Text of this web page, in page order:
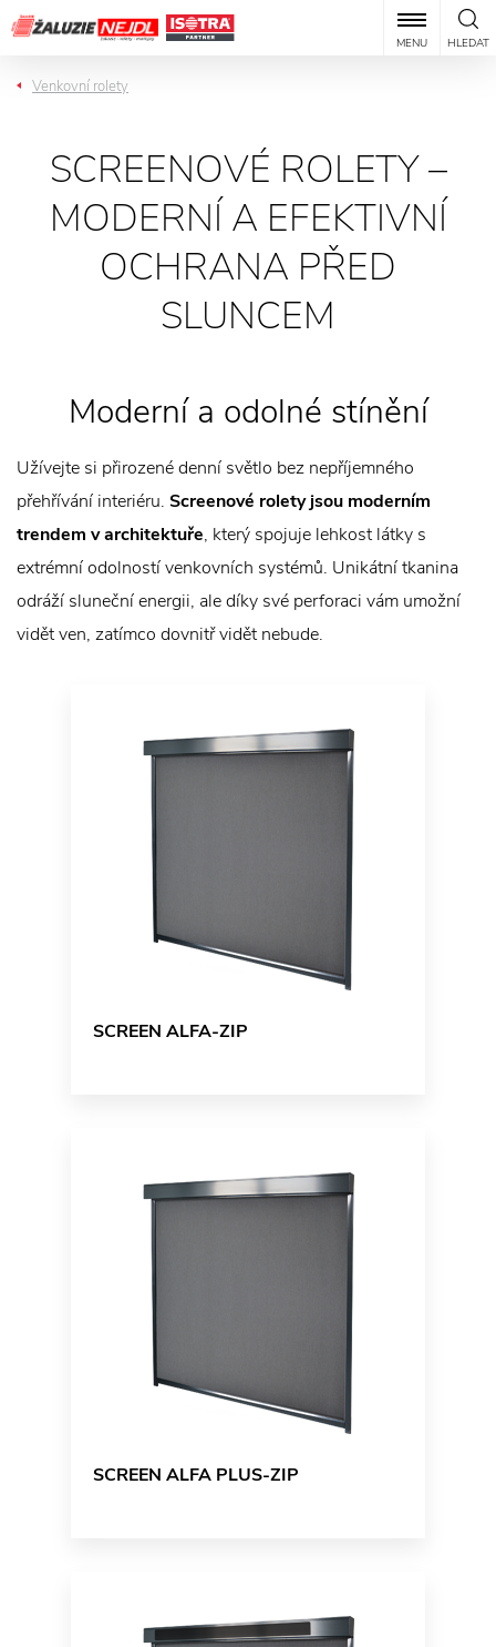
HLEDAT
MENU
Venkovní rolety
SCREENOVÉ ROLETY –
MODERNÍ A EFEKTIVNÍ
OCHRANA PŘED
SLUNCEM
Moderní a odolné stínění
Užívejte si přirozené denní světlo bez nepříjemného
přehřívání interiéru. Screenové rolety jsou moderním
trendem v architektuře, který spojuje lehkost látky s
extrémní odolností venkovních systémů. Unikátní tkanina
odráží sluneční energii, ale díky své perforaci vám umožní
vidět ven, zatímco dovnitř vidět nebude.
SCREEN ALFA-ZIP
SCREEN ALFA PLUS-ZIP